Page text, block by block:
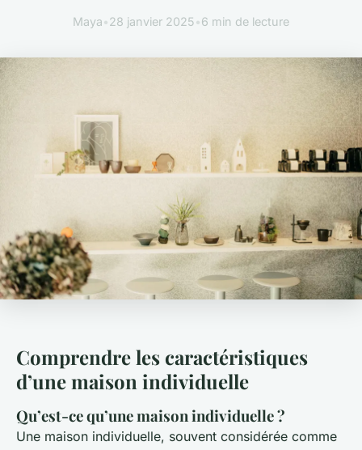
Maya•28 janvier 2025•6 min de lecture
Comprendre les caractéristiques
d’une maison individuelle
Qu’est-ce qu’une maison individuelle ?
Une maison individuelle, souvent considérée comme